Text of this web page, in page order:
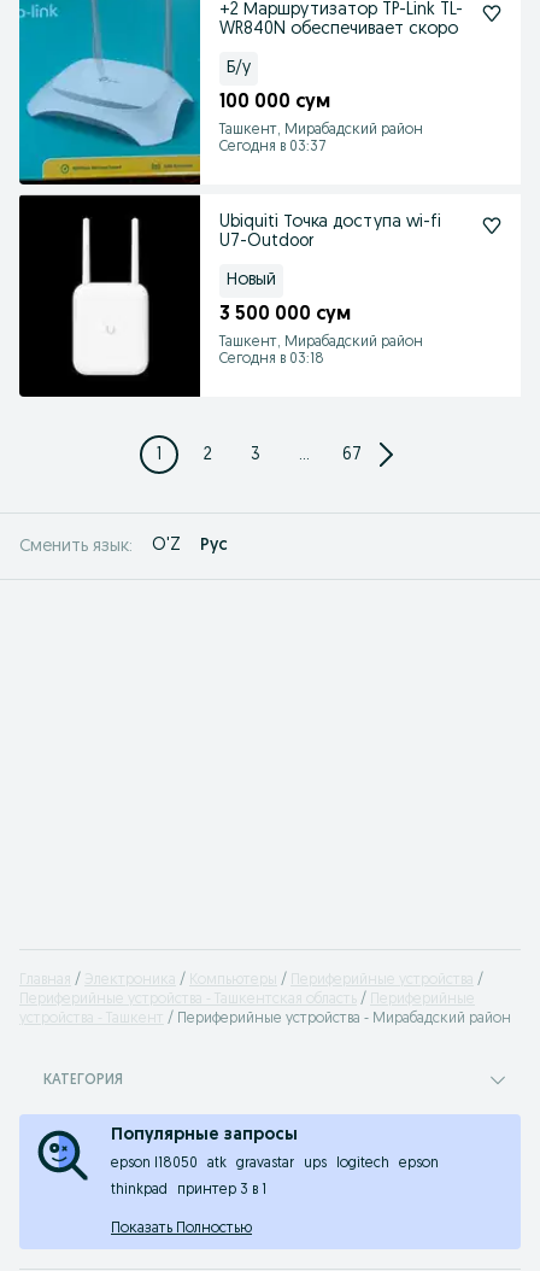
+2 Маршрутизатор TP-Link TL-
WR840N обеспечивает скоро
Б/у
100 000 сум
Ташкент, Мирабадский район
Сегодня в 03:37
Ubiquiti Точка доступа wi-fi
U7-Outdoor
Новый
3 500 000 сум
Ташкент, Мирабадский район
Сегодня в 03:18
1 2 3 ... 67
Сменить язык: O'Z Рус
Главная Электроника Компьютеры
Периферийные устройства
Периферийные устройства - Ташкентская область
Периферийные
устройства - Ташкент
Периферийные устройства - Мирабадский район
КАТЕГОРИЯ
Популярные запросы
epson l18050 atk gravastar ups logitech
epson
thinkpad
принтер 3 в 1
Показать Полностью